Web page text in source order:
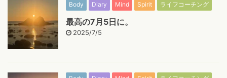
Body Diary Mind Spirit ライフコーチング
最高の7月5日に。
2025/7/5